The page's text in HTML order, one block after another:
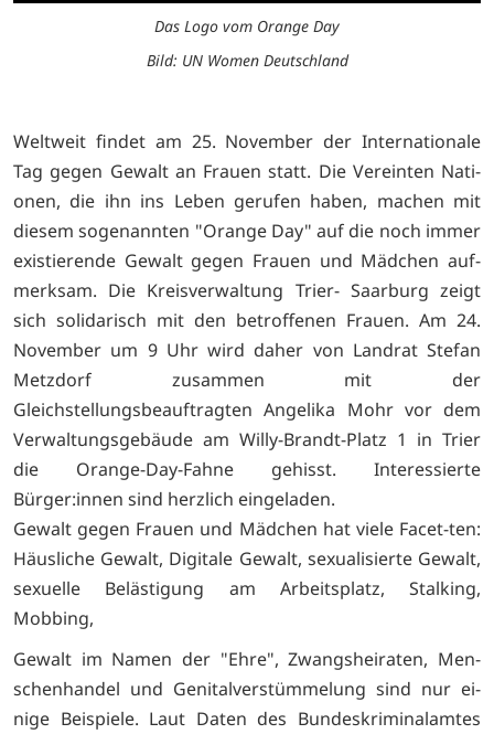
Das Logo vom Orange Day
Bild: UN Women Deutschland
Weltweit findet am 25. November der Internationale
Tag gegen Gewalt an Frauen statt. Die Vereinten Nati-
onen, die ihn ins Leben gerufen haben, machen mit
diesem sogenannten "Orange Day" auf die noch immer
existierende Gewalt gegen Frauen und Mädchen auf-
merksam. Die Kreisverwaltung Trier- Saarburg zeigt
sich solidarisch mit den betroffenen Frauen. Am 24.
November um 9 Uhr wird daher von Landrat Stefan
Metzdorf zusammen mit der
Gleichstellungsbeauftragten Angelika Mohr vor dem
Verwaltungsgebäude am Willy-Brandt-Platz 1 in Trier
die Orange-Day-Fahne gehisst. Interessierte
Bürger:innen sind herzlich eingeladen.
Gewalt gegen Frauen und Mädchen hat viele Facet-ten:
Häusliche Gewalt, Digitale Gewalt, sexualisierte Gewalt,
sexuelle Belästigung am Arbeitsplatz, Stalking,
Mobbing,
Gewalt im Namen der "Ehre", Zwangsheiraten, Men-
schenhandel und Genitalverstümmelung sind nur ei-
nige Beispiele. Laut Daten des Bundeskriminalamtes